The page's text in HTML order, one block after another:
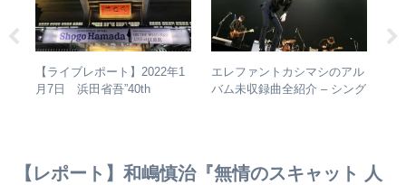
【ライブレポート】2022年1
月7日 浜田省吾”40th
エレファントカシマシのアル
バム未収録曲全紹介 – シング
【レポート】和嶋慎治『無情のスキャット 人